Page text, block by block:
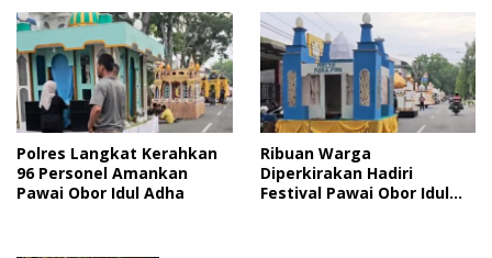
Polres Langkat Kerahkan
96 Personel Amankan
Pawai Obor Idul Adha
Ribuan Warga
Diperkirakan Hadiri
Festival Pawai Obor Idul